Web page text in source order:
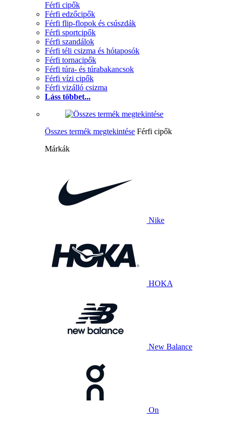
Férfi cipők
Férfi edzőcipők
Férfi flip-flopok és csúszdák
Férfi sportcipők
Férfi szandálok
Férfi téli csizma és hótaposók
Férfi tornacipők
Férfi túra- és túrabakancsok
Férfi vízi cipők
Férfi vizálló csizma
Láss többet...
Összes termék megtekintése Férfi cipők
Márkák
Nike
HOKA
New Balance
On